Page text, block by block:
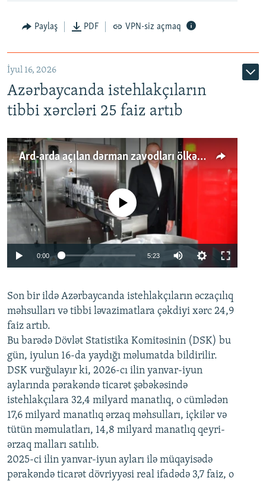
Paylaş PDF VPN-siz açmaq
İyul 16, 2026
Azərbaycanda istehlakçıların
tibbi xərcləri 25 faiz artıb
Ard-arda açılan dərman zavodları ölkənin tələbatını ödəyirmi?
Auto 240p 360p 480p
720p 1080p
No media source currently available
0:00 5:23
360p
480p
720p
1080p
Son bir ildə Azərbaycanda istehlakçıların əczaçılıq
məhsulları və tibbi ləvazimatlara çəkdiyi xərc 24,9
faiz artıb.
Bu barədə Dövlət Statistika Komitəsinin (DSK) bu
gün, iyulun 16-da yaydığı məlumatda bildirilir.
DSK vurğulayır ki, 2026-cı ilin yanvar-iyun
aylarında pərakəndə ticarət şəbəkəsində
istehlakçılara 32,4 milyard manatlıq, o cümlədən
17,6 milyard manatlıq ərzaq məhsulları, içkilər və
tütün məmulatları, 14,8 milyard manatlıq qeyri-
ərzaq malları satılıb.
2025-ci ilin yanvar-iyun ayları ilə müqayisədə
pərakəndə ticarət dövriyyəsi real ifadədə 3,7 faiz, o